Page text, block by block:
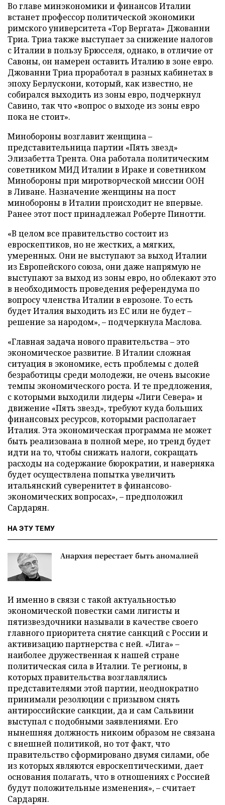
Во главе минэкономики и финансов Италии
встанет профессор политической экономики
римского университета «Тор Вергата» Джованни
Триа. Триа также выступает за снижение налогов
с Италии в пользу Брюсселя, однако, в отличие от
Савоны, он намерен оставить Италию в зоне евро.
Джованни Триа проработал в разных кабинетах в
эпоху Берлускони, который, как известно, не
собирался выходить из зоны евро, подчеркнул
Савино, так что «вопрос о выходе из зоны евро
пока не стоит».
Минобороны возглавит женщина –
представительница партии «Пять звезд»
Элизабетта Трента. Она работала политическим
советником МИД Италии в Ираке и советником
Минобороны при миротворческой миссии ООН
в Ливане. Назначение женщины на пост
минобороны в Италии происходит не впервые.
Ранее этот пост принадлежал Роберте Пинотти.
«В целом все правительство состоит из
евроскептиков, но не жестких, а мягких,
умеренных. Они не выступают за выход Италии
из Европейского союза, они даже напрямую не
выступают за выход из зоны евро, но облекают это
в необходимость проведения референдума по
вопросу членства Италии в еврозоне. То есть
будет Италия выходить из ЕС или не будет –
решение за народом», – подчеркнула Маслова.
«Главная задача нового правительства – это
экономическое развитие. В Италии сложная
ситуация в экономике, есть проблемы с долей
безработицы среди молодежи, не очень высокие
темпы экономического роста. И те предложения,
с которыми выходили лидеры «Лиги Севера» и
движение «Пять звезд», требуют куда больших
финансовых ресурсов, которыми располагает
Италия. Эта экономическая программа не может
быть реализована в полной мере, но тренд будет
идти на то, чтобы снижать налоги, сокращать
расходы на содержание бюрократии, и наверняка
будет осуществлена попытка увеличить
итальянский суверенитет в финансово-
экономических вопросах», – предположил
Сардарян.
НА ЭТУ ТЕМУ
Анархия перестает быть аномалией
И именно в связи с такой актуальностью
экономической повестки сами лигисты и
пятизвездочники называли в качестве своего
главного приоритета снятие санкций с России и
активизацию партнерства с ней. «Лига» –
наиболее дружественная к нашей стране
политическая сила в Италии. Те регионы, в
которых правительства возглавлялись
представителями этой партии, неоднократно
принимали резолюции с призывом снять
антироссийские санкции, да и сам Сальвини
выступал с подобными заявлениями. Его
нынешняя должность никоим образом не связана
с внешней политикой, но тот факт, что
правительство сформировано двумя силами, обе
из которых являются евроскептическими, дает
основания полагать, что в отношениях с Россией
будут положительные изменения», – считает
Сардарян.